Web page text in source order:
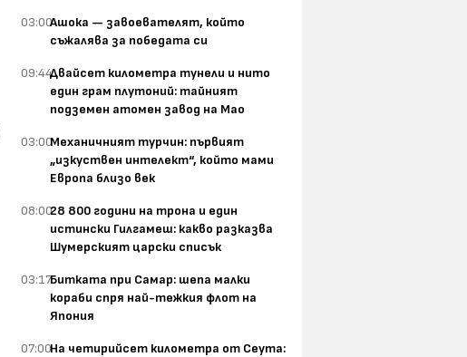
03:00Ашока — завоевателят, който
съжалява за победата си
09:44Двайсет километра тунели и нито
един грам плутоний: тайният
подземен атомен завод на Мао
03:00Механичният турчин: първият
„изкуствен интелект“, който мами
Европа близо век
08:0028 800 години на трона и един
истински Гилгамеш: какво разказва
Шумерският царски списък
03:17Битката при Самар: шепа малки
кораби спря най-тежкия флот на
Япония
07:00На четирийсет километра от Сеута: